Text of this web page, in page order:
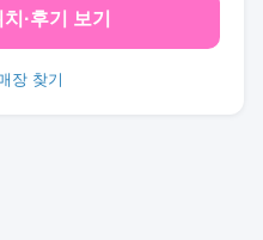
·후기 보기
장 찾기